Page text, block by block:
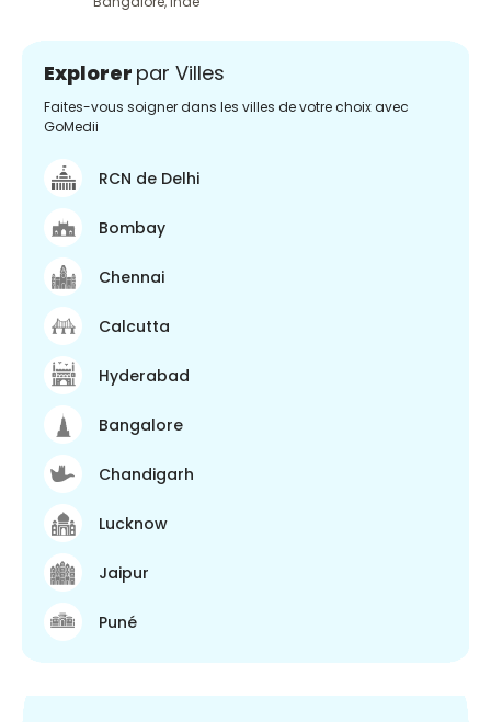
Explorer par Villes
Faites-vous soigner dans les villes de votre choix avec
GoMedii
RCN de Delhi
Bombay
Chennai
Calcutta
Hyderabad
Bangalore
Chandigarh
Lucknow
Jaipur
Puné